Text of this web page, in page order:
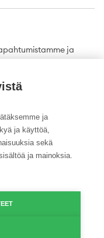
ja
ja
ja käyttöä,
sekä
ja mainoksia.